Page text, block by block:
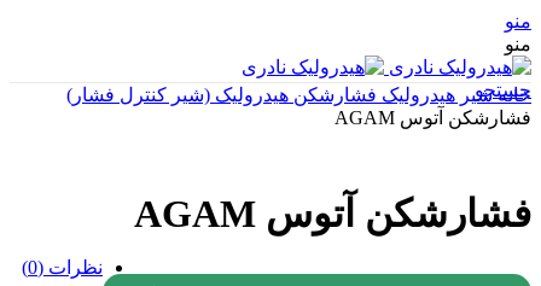
منو
منو
جستجو
خانهشیر هیدرولیک فشارشکن هیدرولیک (شیر کنترل فشار)
فشارشکن آتوس AGAM
فشارشکن آتوس AGAM
نظرات (0)